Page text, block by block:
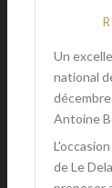
Un
national
Antoine
de Le